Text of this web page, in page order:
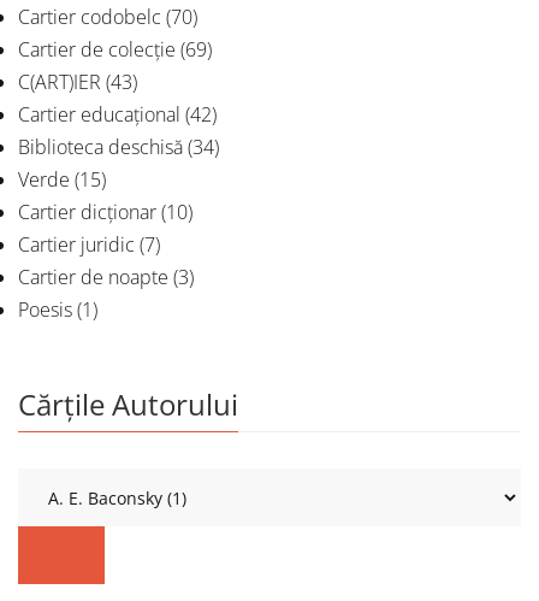
Cartier codobelc (70)
Cartier de colecție (69)
C(ART)IER (43)
Cartier educațional (42)
Biblioteca deschisă(34)
Verde (15)
Cartier dicționar(10)
Cartier juridic (7)
Cartier de noapte (3)
Poesis(1)
Cărțile Autorului